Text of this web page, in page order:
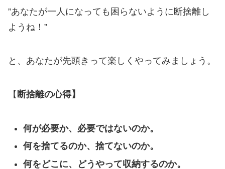
”あなたが一人になっても困らないように断捨離し
ようね！”
と、あなたが先頭きって楽しくやってみましょう。
【 断捨離の心得】
何が必要か、必要ではないのか。
何を捨てるのか、捨てないのか。
何をどこに、どうやって収納するのか。